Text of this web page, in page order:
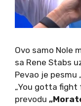
Ovo samo Nole
sa Rene Stabs
Pevao je pesmu
„You gotta fight
prevodu